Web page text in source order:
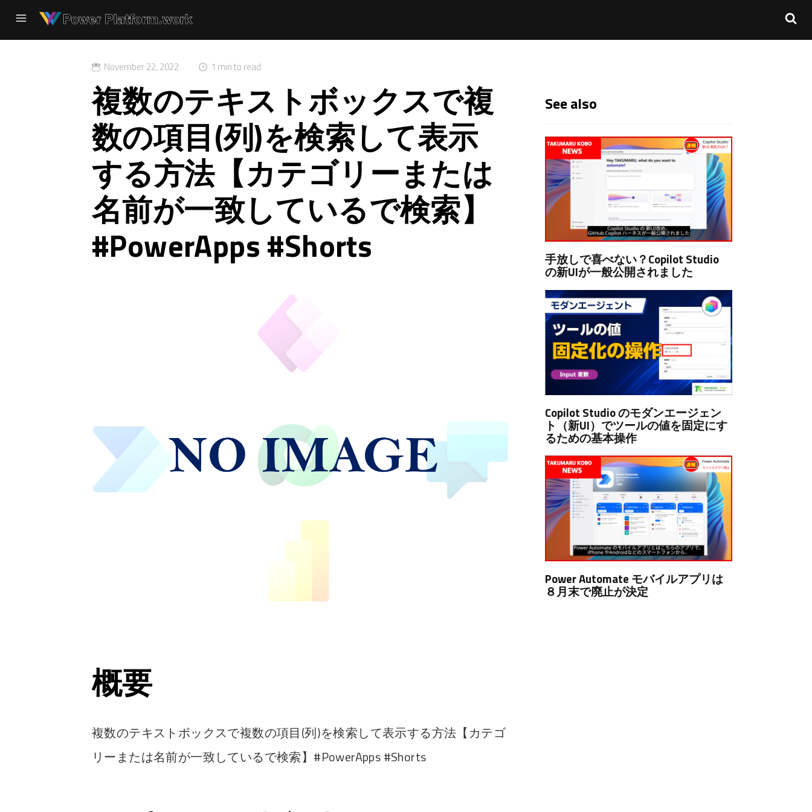
November 22, 2022 1 min to read
複数のテキストボックスで複
数の項目(列)を検索して表示
する方法【カテゴリーまたは
名前が一致しているで検索】
#PowerApps #Shorts
概要
複数のテキストボックスで複数の項目(列)を検索して表示する方法【カテゴ
リーまたは名前が一致しているで検索】#PowerApps #Shorts
See also
手放しで喜べない？Copilot Studio
の新UIが一般公開されました
Copilot Studio のモダンエージェン
ト（新UI）でツールの値を固定にす
るための基本操作
Power Automate モバイルアプリは
８月末で廃止が決定